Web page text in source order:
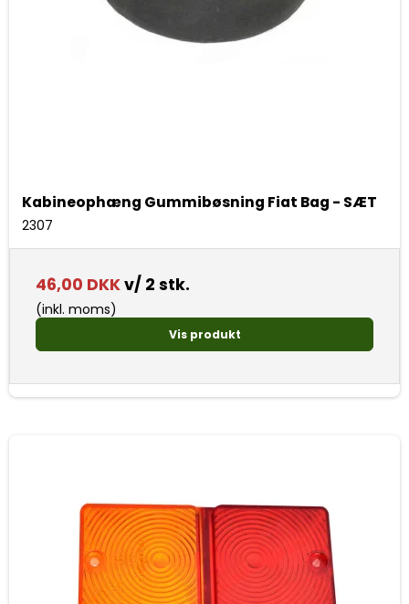
Kabineophæng Gummibøsning Fiat Bag - SÆT
2307
46,00 DKKv/ 2 stk.
(inkl. moms)
Vis produkt